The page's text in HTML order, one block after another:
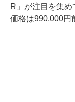
R」が注目を集
価格は990,000円